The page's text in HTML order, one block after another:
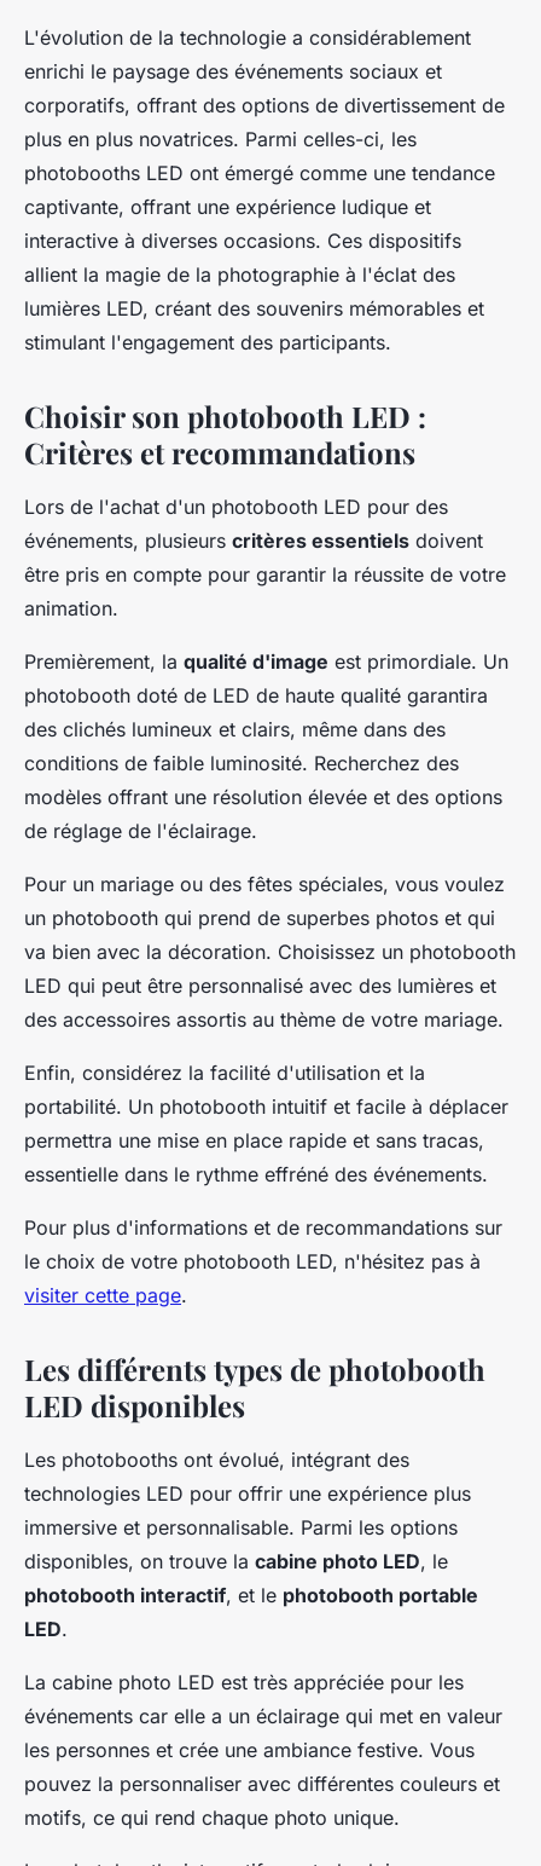
Choix de photobooth LED :
Les possibilités offertes sur le
marché
franck•2 avril 2024 •3 min de lecture
L'évolution de la technologie a considérablement
enrichi le paysage des événements sociaux et
corporatifs, offrant des options de divertissement de
plus en plus novatrices. Parmi celles-ci, les
photobooths LED ont émergé comme une tendance
captivante, offrant une expérience ludique et
interactive à diverses occasions. Ces dispositifs
allient la magie de la photographie à l'éclat des
lumières LED, créant des souvenirs mémorables et
stimulant l'engagement des participants.
Choisir son photobooth LED :
Critères et recommandations
Lors de l'achat d'un photobooth LED pour des
événements, plusieurs critères essentiels doivent
être pris en compte pour garantir la réussite de votre
animation.
Premièrement, la qualité d'image est primordiale. Un
photobooth doté de LED de haute qualité garantira
des clichés lumineux et clairs, même dans des
conditions de faible luminosité. Recherchez des
modèles offrant une résolution élevée et des options
de réglage de l'éclairage.
Pour un mariage ou des fêtes spéciales, vous voulez
un photobooth qui prend de superbes photos et qui
va bien avec la décoration. Choisissez un photobooth
LED qui peut être personnalisé avec des lumières et
des accessoires assortis au thème de votre mariage.
Enfin, considérez la facilité d'utilisation et la
portabilité. Un photobooth intuitif et facile à déplacer
permettra une mise en place rapide et sans tracas,
essentielle dans le rythme effréné des événements.
Pour plus d'informations et de recommandations sur
le choix de votre photobooth LED, n'hésitez pas à
visiter cette page.
Les différents types de photobooth
LED disponibles
Les photobooths ont évolué, intégrant des
technologies LED pour offrir une expérience plus
immersive et personnalisable. Parmi les options
disponibles, on trouve la cabine photo LED, le
photobooth interactif, et le photobooth portable
LED.
La cabine photo LED est très appréciée pour les
événements car elle a un éclairage qui met en valeur
les personnes et crée une ambiance festive. Vous
pouvez la personnaliser avec différentes couleurs et
motifs, ce qui rend chaque photo unique.